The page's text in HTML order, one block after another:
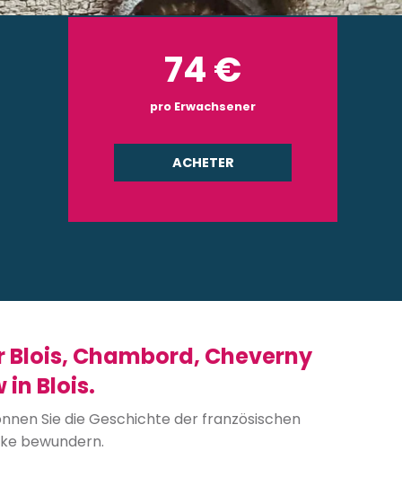
74€
pro Erwachsener
ACHETER
Chambord, Cheverny
in Blois.
Sie die Geschichte der französischen
bewundern.